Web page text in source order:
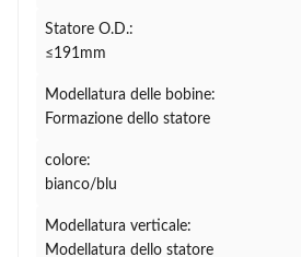
Statore O.D.:
≤191mm
Modellatura delle bobine:
Formazione dello statore
colore:
bianco/blu
Modellatura verticale:
Modellatura dello statore